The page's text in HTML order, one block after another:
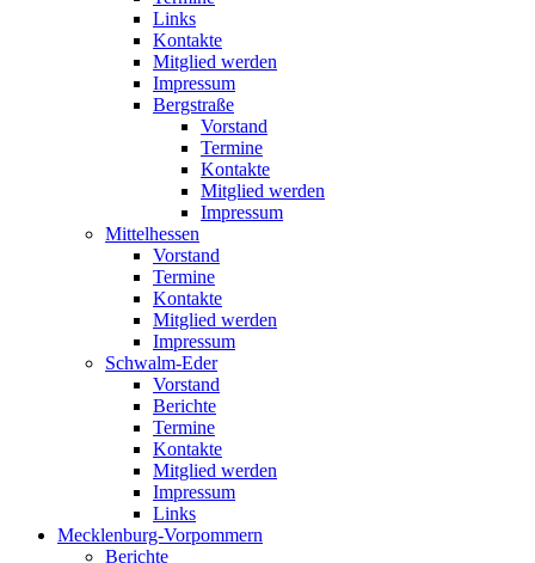
Links
Kontakte
Mitglied werden
Impressum
Bergstraße
Vorstand
Termine
Kontakte
Mitglied werden
Impressum
Mittelhessen
Vorstand
Termine
Kontakte
Mitglied werden
Impressum
Schwalm-Eder
Vorstand
Berichte
Termine
Kontakte
Mitglied werden
Impressum
Links
Mecklenburg-Vorpommern
Berichte